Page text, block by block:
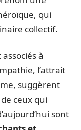
qui
collectif.
à
l’attrait
suggèrent
ceux qui
sont